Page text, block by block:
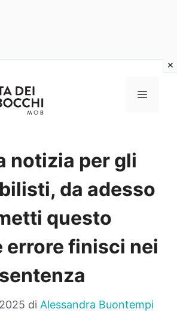
MENU
notizia per gli
da adesso
questo
errore finisci nei
di Alessandra Buontempi